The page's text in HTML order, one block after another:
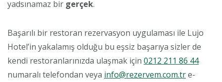
yadsınamaz bir gerçek.
Başarılı bir restoran rezervasyon uygulaması ile Lujo
Hotel’in yakalamış olduğu bu eşsiz başarıya sizler de
kendi restoranlarınızda ulaşmak için 0212 211 86 44
numaralı telefondan veya info@rezervem.com.tre-